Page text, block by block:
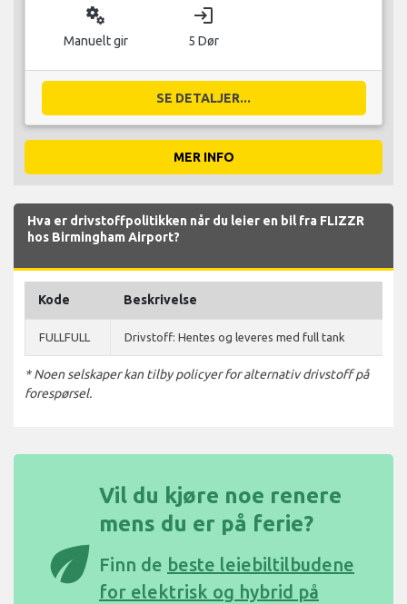
miscellaneous_services
Manuelt gir
login
5 Dør
SE DETALJER...
MER INFO
Hva er drivstoffpolitikken når du leier en bil fra FLIZZR
hos Birmingham Airport?
Kode Beskrivelse
FULLFULL Drivstoff: Hentes og leveres med full tank
* Noen selskaper kan tilby policyer for alternativ drivstoff på
forespørsel.
eco
Vil du kjøre noe renere
mens du er på ferie?
Finn de beste leiebiltilbudene
for elektrisk og hybrid på